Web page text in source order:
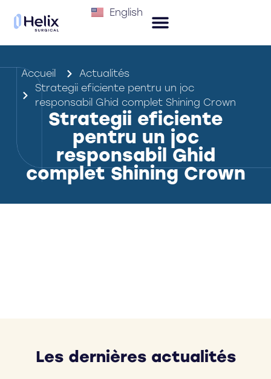
English
Accueil
Actualités
Strategii eficiente pentru un joc
responsabil Ghid complet Shining Crown
Strategii eficiente
pentru un joc
responsabil Ghid
complet Shining Crown
Les dernières actualités